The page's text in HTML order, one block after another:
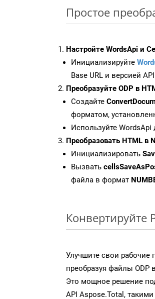
Простое
Настройте WordsApi и
Инициализируйте
Base URL и версией API
Преобразуйте ODP в
Создайте
форматом,
Используйте WordsApi
Преобразовать HTML в
Инициализировать
Вызвать
файла в формат
Конвертируйте
Улучшите свои рабочие
преобразуя файлы ODP
Это мощное решение
API Aspose.Total,